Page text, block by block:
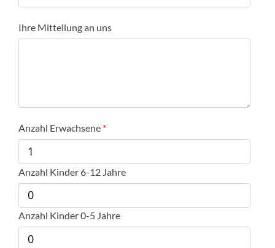
Ihre Mitteilung an uns
Anzahl Erwachsene
Anzahl Kinder 6-12 Jahre
Anzahl Kinder 0-5 Jahre